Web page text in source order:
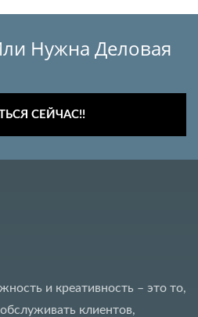
Нужна Деловая
СЕЙЧАС!!
и креативность – это то,
клиентов,